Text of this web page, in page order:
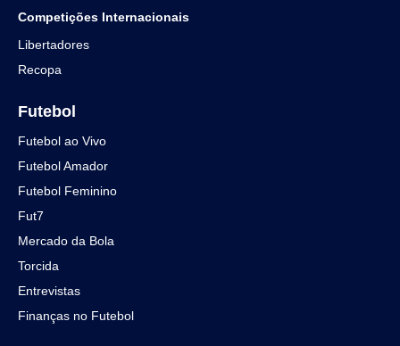
Competições Internacionais
Libertadores
Recopa
Futebol
Futebol ao Vivo
Futebol Amador
Futebol Feminino
Fut7
Mercado da Bola
Torcida
Entrevistas
Finanças no Futebol